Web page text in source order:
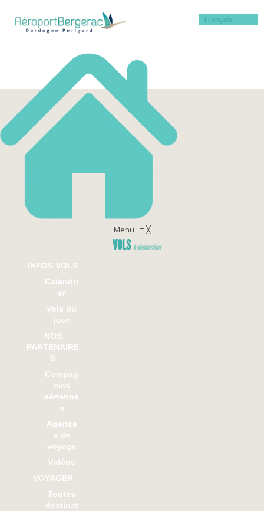
Français
Menu ≡╳
VOLS & destinations
INFOS VOLS
Calendri
er
Vols du
jour
NOS
PARTENAIRE
S
Compag
nies
aérienne
s
Agence
s de
voyage
Vidéos
VOYAGER
Toutes
destinat